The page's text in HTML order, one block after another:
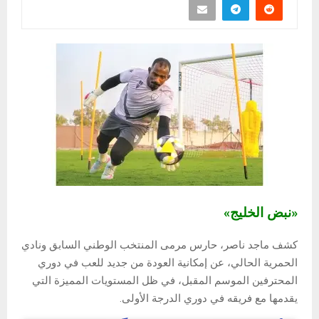
«نبض الخليج»
كشف ماجد ناصر، حارس مرمى المنتخب الوطني السابق ونادي
الحمرية الحالي، عن إمكانية العودة من جديد للعب في دوري
المحترفين الموسم المقبل، في ظل المستويات المميزة التي
يقدمها مع فريقه في دوري الدرجة الأولى.